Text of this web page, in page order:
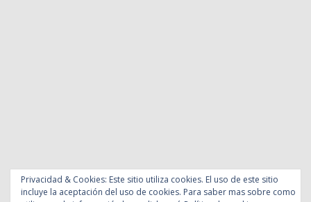
Privacidad & Cookies: Este sitio utiliza cookies. El uso de este sitio
incluye la aceptación del uso de cookies. Para saber mas sobre como